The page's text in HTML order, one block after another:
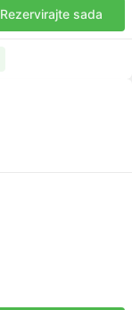
Rezervirajte sada